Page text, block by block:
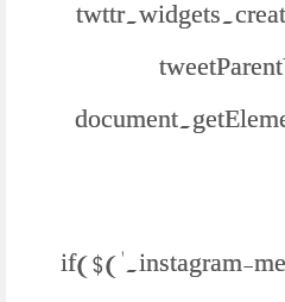
if($('.instagram-